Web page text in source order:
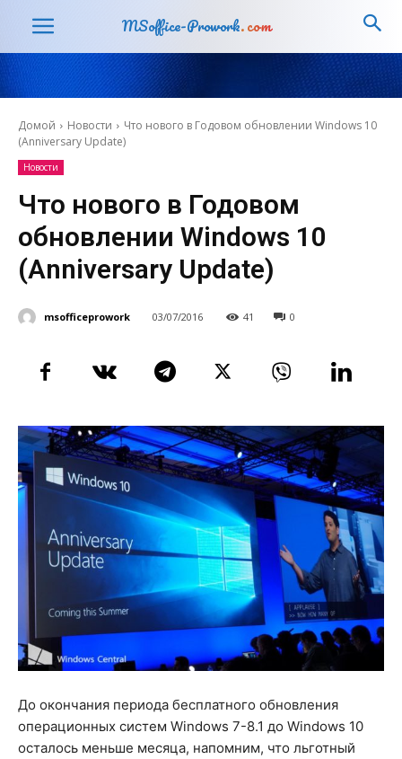
MSoffice-Prowork.com
Домой Новости
Что нового в Годовом обновлении Windows 10
(Anniversary Update)
Новости
Что нового в Годовом
обновлении Windows 10
(Anniversary Update)
msofficeprowork 03/07/2016 41 0
До окончания периода бесплатного обновления
операционных систем Windows 7-8.1 до Windows 10
осталось меньше месяца, напомним, что льготный